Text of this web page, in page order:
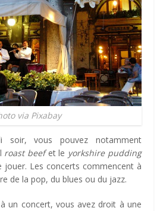
via Pixabay
soir, vous pouvez notamment
roast beefet le yorkshire pudding
jouer. Les concerts commencent à
de la pop, du blues ou du jazz.
à un concert, vous avez droit à une